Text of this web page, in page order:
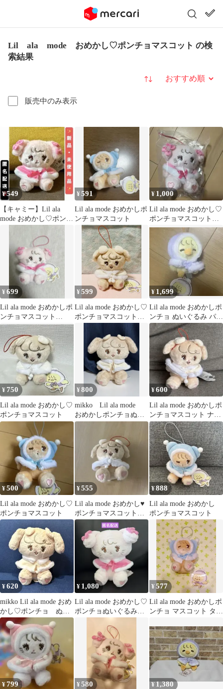
Lil ala mode おめかし♡ポンチョマスコット の検
索結果
販売中のみ表示
並び替え
¥549
【キャミー】Lil ala
mode おめかし♡ポンチ
¥591
Lil ala mode おめかしポ
ンチョマスコット
¥ 1,000
Lil ala mode おめかし♡
ポンチョマスコット
mikko キャミー
¥699
Lil ala mode おめかしポ
ンチョマスコット
mikko キャミー
¥599
Lil ala mode おめかし♡
ポンチョマスコット
¥ 1,699
Lil ala mode おめかしポ
ンチョ ぬいぐるみ パフ
mikko
¥ 750
Lil ala mode おめかし♡
ポンチョマスコット
¥800
mikko Lil ala mode
おめかしポンチョぬい
ぐるみ ナッツ
¥600
Lil ala mode おめかしポ
ンチョマスコット ナッ
ツ
¥500
Lil ala mode おめかし♡
ポンチョマスコット
¥555
Lil ala mode おめかし♥
ポンチョマスコット
mikko ナッツ
¥888
Lil ala mode おめかし
ポンチョマスコット
¥620
mikko Lil ala mode おめ
かし♡ポンチョ ぬい
ぐるみ ナッツ
¥ 1,080
Lil ala mode おめかし♡
ポンチョぬいぐるみ
キャミー 新品タグ付
¥577
Lil ala mode おめかしポ
ンチョ マスコット タグ
¥799 ¥580 ¥1,380